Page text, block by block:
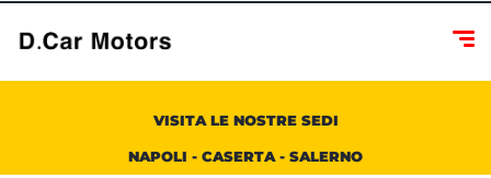
VISITA LE NOSTRE SEDI
NAPOLI - CASERTA - SALERNO